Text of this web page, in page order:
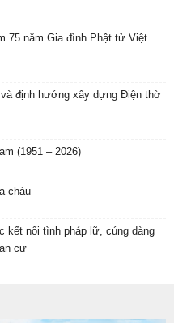
75 năm Gia đình Phật tử Việt
định hướng xây dựng Điện thờ
(1951 – 2026)
cháu
kết nối tình pháp lữ, cúng dàng
cư